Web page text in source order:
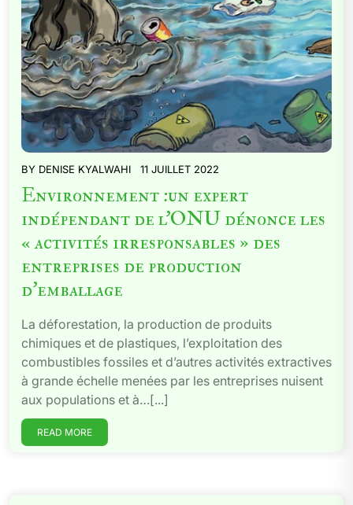
BY DENISE KYALWAHI 11 JUILLET 2022
Environnement :un expert
indépendant de l’ONU dénonce les
« activités irresponsables » des
entreprises de production
d’emballage
La déforestation, la production de produits
chimiques et de plastiques, l’exploitation des
combustibles fossiles et d’autres activités extractives
à grande échelle menées par les entreprises nuisent
aux populations et à…[...]
READ MORE